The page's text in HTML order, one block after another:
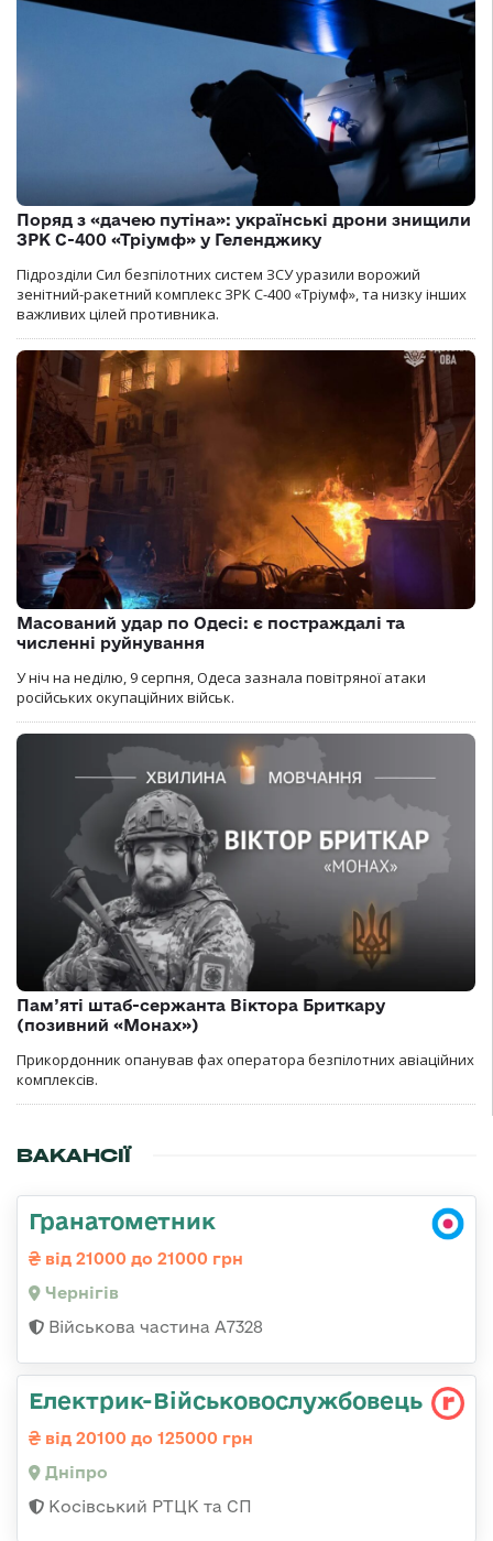
Поряд з «дачею путіна»: українські дрони знищили
ЗРК С-400 «Тріумф» у Геленджику
Підрозділи Сил безпілотних систем ЗСУ уразили ворожий
зенітний-ракетний комплекс ЗРК С-400 «Тріумф», та низку інших
важливих цілей противника.
Масований удар по Одесі: є постраждалі та
численні руйнування
У ніч на неділю, 9 серпня, Одеса зазнала повітряної атаки
російських окупаційних військ.
Пам’яті штаб-сержанта Віктора Бриткару
(позивний «Монах»)
Прикордонник опанував фах оператора безпілотних авіаційних
комплексів.
ВАКАНСІЇ
Гранатометник
від 21000 до 21000 грн
Чернігів
Військова частина А7328
Електрик-Військовослужбовець
від 20100 до 125000 грн
Дніпро
Косівський РТЦК та СП